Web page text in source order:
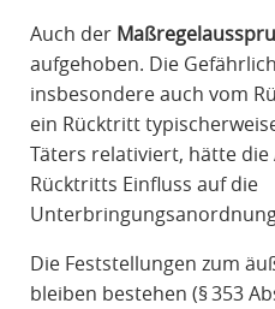
Auch der
aufgehoben. Die
insbesondere auch vom
ein Rücktritt
Täters relativiert, hätte
Rücktritts Einfluss auf die
Die Feststellungen zum
bleiben bestehen (§ 353